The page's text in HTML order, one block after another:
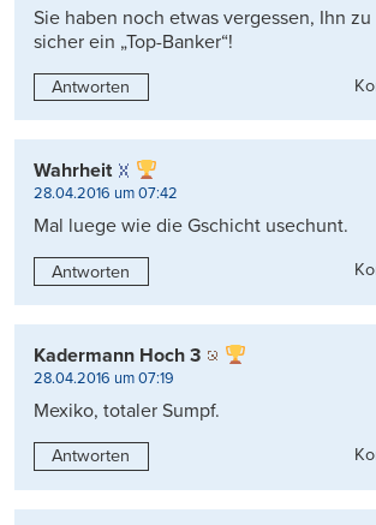
Sie haben noch etwas vergessen, Ihn
sicher ein „Top-Banker“!
Antworten
Wahrheit
28.04.2016 um 07:42
Mal luege wie die Gschicht usechunt.
Antworten
Kadermann Hoch 3
28.04.2016 um 07:19
Mexiko, totaler Sumpf.
Antworten